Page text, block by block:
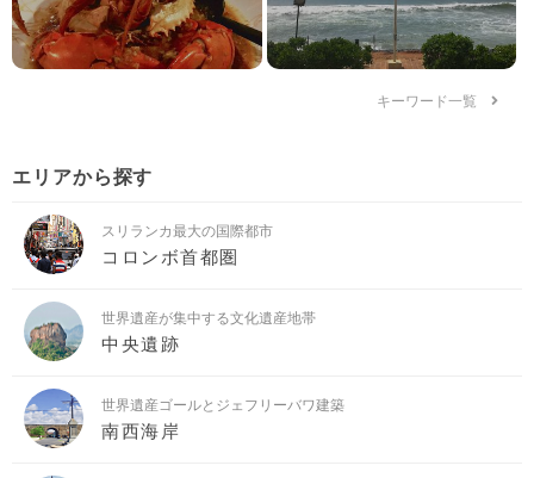
キーワード一覧
エリアから探す
スリランカ最大の国際都市
コロンボ首都圏
世界遺産が集中する文化遺産地帯
中央遺跡
世界遺産ゴールとジェフリーバワ建築
南西海岸